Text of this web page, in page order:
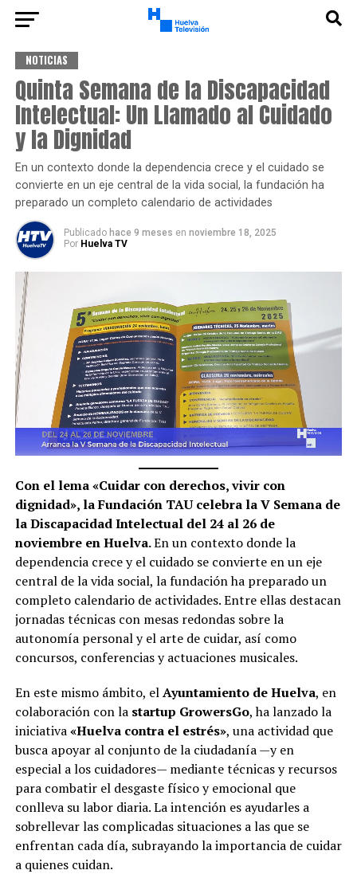
NOTICIAS
Quinta Semana de la Discapacidad
Intelectual: Un Llamado al Cuidado
y la Dignidad
En un contexto donde la dependencia crece y el cuidado se
convierte en un eje central de la vida social, la fundación ha
preparado un completo calendario de actividades
Publicado hace 9 meses en noviembre 18, 2025
Por Huelva TV
Con el lema «Cuidar con derechos, vivir con
dignidad», la Fundación TAU celebra la V Semana de
la Discapacidad Intelectual del 24 al 26 de
noviembre en Huelva.En un contexto donde la
dependencia crece y el cuidado se convierte en un eje
central de la vida social, la fundación ha preparado un
completo calendario de actividades. Entre ellas destacan
jornadas técnicas con mesas redondas sobre la
autonomía personal y el arte de cuidar, así como
concursos, conferencias y actuaciones musicales.
En este mismo ámbito, elAyuntamiento de Huelva, en
colaboración con la startup GrowersGo, ha lanzado la
iniciativa«Huelva contra el estrés», una actividad que
busca apoyar al conjunto de la ciudadanía —y en
especial a los cuidadores— mediante técnicas y recursos
para combatir el desgaste físico y emocional que
conlleva su labor diaria. La intención es ayudarles a
sobrellevar las complicadas situaciones a las que se
enfrentan cada día, subrayando la importancia de cuidar
a quienes cuidan.